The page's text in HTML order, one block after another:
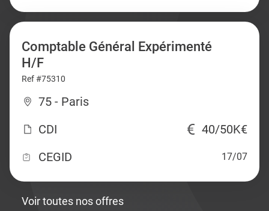
Comptable Général Expérimenté
H/F
Ref #75310
75 - Paris
CDI
40/50K€
CEGID
17/07
Voir toutes nos offres